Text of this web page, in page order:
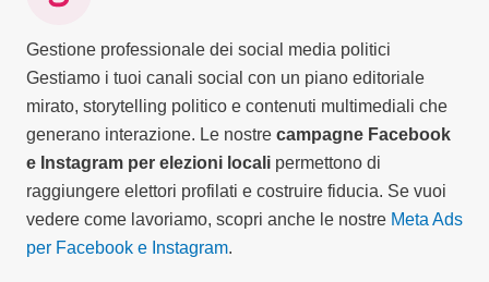
Gestione professionale dei social media politici
Gestiamo i tuoi canali social con un piano editoriale
mirato, storytelling politico e contenuti multimediali che
generano interazione. Le nostre campagne Facebook
e Instagram per elezioni locali permettono di
raggiungere elettori profilati e costruire fiducia. Se vuoi
vedere come lavoriamo, scopri anche le nostre Meta Ads
per Facebook e Instagram.